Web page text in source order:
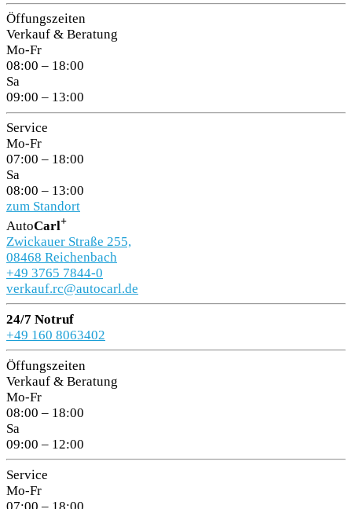
Öffungszeiten
Verkauf & Beratung
Mo-Fr
08:00 – 18:00
Sa
09:00 – 13:00
Service
Mo-Fr
07:00 – 18:00
Sa
08:00 – 13:00
zum Standort
AutoCarl+
Zwickauer Straße 255,
08468 Reichenbach
+49 3765 7844-0
verkauf.rc@autocarl.de
24/7 Notruf
+49 160 8063402
Öffungszeiten
Verkauf & Beratung
Mo-Fr
08:00 – 18:00
Sa
09:00 – 12:00
Service
Mo-Fr